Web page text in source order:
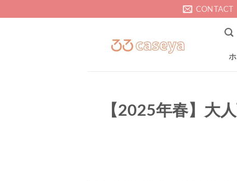
to
CONTACT
【2025年春】大